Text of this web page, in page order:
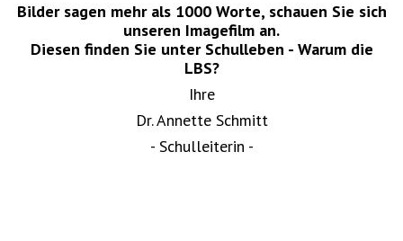
Bilder sagen mehr als 1000 Worte, schauen Sie sich
unseren Imagefilm an.
Diesen finden Sie unter Schulleben - Warum die
LBS?
Ihre
Dr. Annette Schmitt
- Schulleiterin -